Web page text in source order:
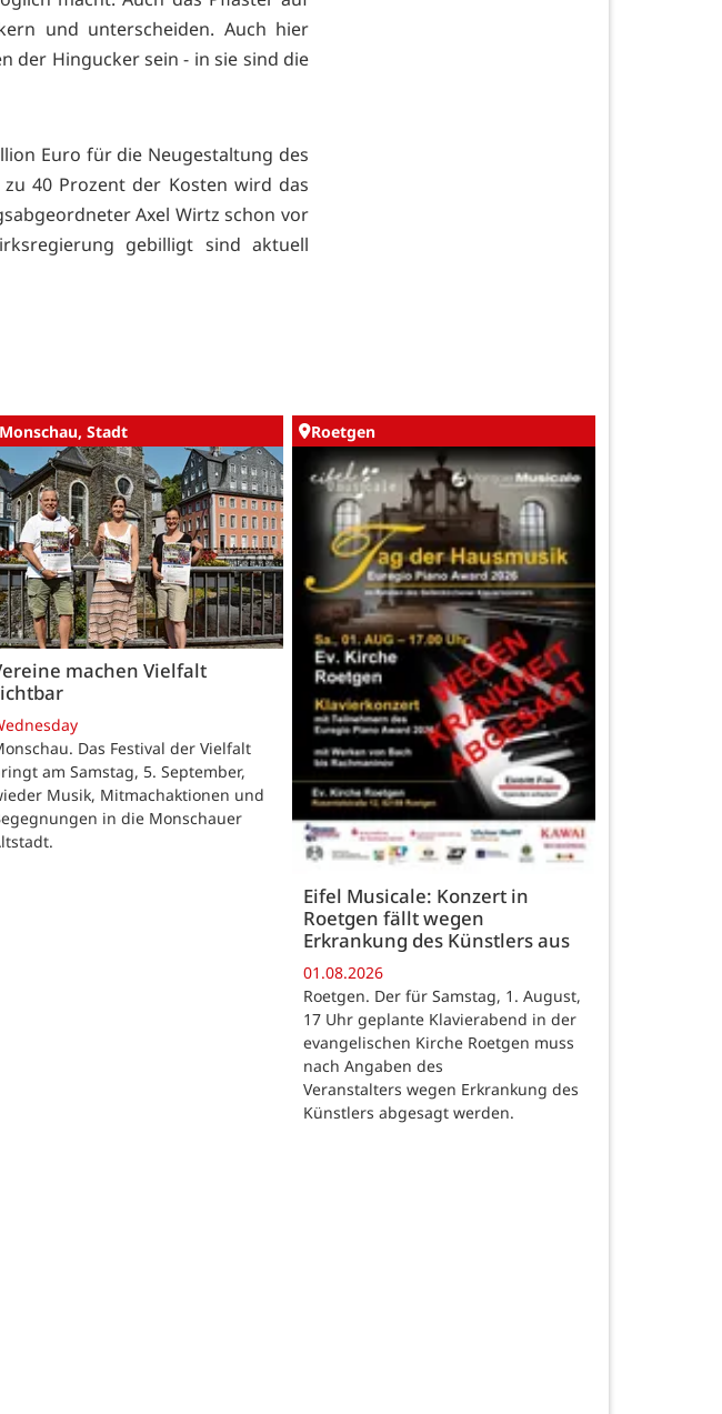
und unterscheiden. Auch hier
der Hingucker sein - in sie sind die
Euro für die Neugestaltung des
40 Prozent der Kosten wird das
Axel Wirtz schon vor
gebilligt sind aktuell
Monschau, Stadt
machen Vielfalt
Das Festival der Vielfalt
am Samstag, 5. September,
Musik, Mitmachaktionen und
in die Monschauer
Roetgen
Eifel Musicale: Konzert in
Roetgen fällt wegen
Erkrankung des Künstlers aus
01.08.2026
Roetgen. Der für Samstag, 1. August,
17 Uhr geplante Klavierabend in der
evangelischen Kirche Roetgen muss
nach Angaben des
Veranstalters wegen Erkrankung des
Künstlers abgesagt werden.